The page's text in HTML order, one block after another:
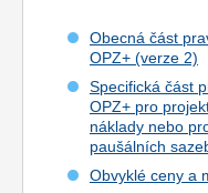
Obecná část
OPZ+ (verze 2)
Specifická část
OPZ+ pro
náklady nebo
paušálních
Obvyklé ceny a